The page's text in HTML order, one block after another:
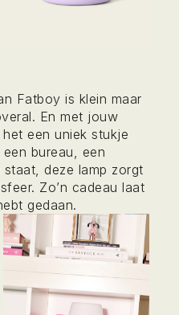
Fatboy is klein maar
En met jouw
een uniek stukje
bureau, een
deze lamp zorgt
Zo’n cadeau laat
gedaan.